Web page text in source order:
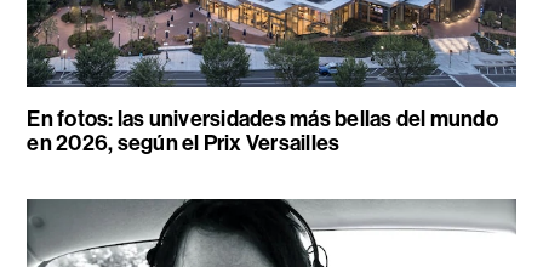
En fotos: las universidades más bellas del mundo
en 2026, según el Prix Versailles